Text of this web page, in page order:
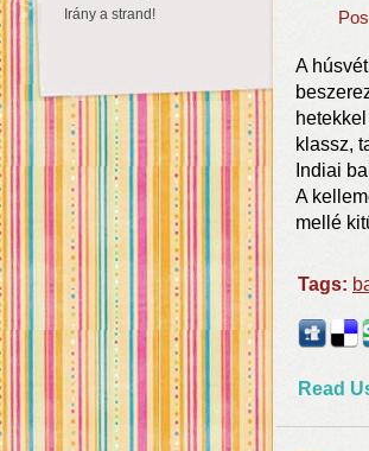
Irány a strand!
A
klassz,
Indiai
A
mellé
Tags:
Read